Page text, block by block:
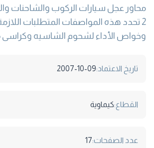
2 تحدد هذه المواصفات المتطلبات
وخواص الأداء لشحوم الشاسيه وكراسى
تاريخ الاعتماد:2007-10-09
القطاع:كيماوية
عدد الصفحات:17